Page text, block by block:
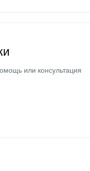
или консультация